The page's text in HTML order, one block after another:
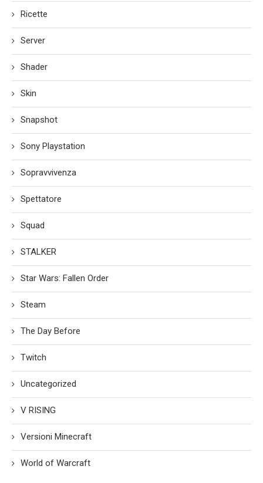
Ricette
Server
Shader
Skin
Snapshot
Sony Playstation
Sopravvivenza
Spettatore
Squad
STALKER
Star Wars: Fallen Order
Steam
The Day Before
Twitch
Uncategorized
V RISING
Versioni Minecraft
World of Warcraft